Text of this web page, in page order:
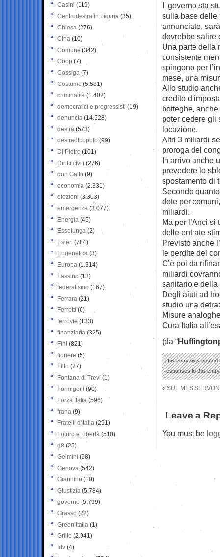
Il governo sta
sulla base delle
annunciato,
dovrebbe salire
Una parte della
consistente
spingono per
mese, una
Allo studio
credito
botteghe,
poter cedere gli
locazione.
Altri 3 miliardi
proroga del
In arrivo anche
prevedere lo
spostamento di
Secondo
dote per
miliardi.
Ma per l’Anci
delle entrate
Previsto anche
le perdite dei
C’è poi da
miliardi
sanitario e
Degli aiuti ad
studio una
Misure
Cura Italia
(da “
This entry was posted
responses to this
« SUL MES
Leave a
You must be
Casini (119)
Centrodestra in Liguria (35)
Chiesa (276)
Cina (10)
Comune (342)
Coop (7)
Cossiga (7)
Costume (5.581)
criminalità (1.402)
democratici e progressisti (19)
denuncia (14.528)
destra (573)
destradipopolo (99)
Di Pietro (101)
Diritti civili (276)
don Gallo (9)
economia (2.331)
elezioni (3.303)
emergenza (3.077)
Energia (45)
Esselunga (2)
Esteri (784)
Eugenetica (3)
Europa (1.314)
Fassino (13)
federalismo (167)
Ferrara (21)
Ferretti (6)
ferrovie (133)
finanziaria (325)
Fini (821)
fioriere (5)
Fitto (27)
Fontana di Trevi (1)
Formigoni (90)
Forza Italia (596)
frana (9)
Fratelli d'Italia (291)
Futuro e Libertà (510)
g8 (25)
Gelmini (68)
Genova (542)
Giannino (10)
Giustizia (5.784)
governo (5.799)
Grasso (22)
Green Italia (1)
Grillo (2.941)
Idv (4)